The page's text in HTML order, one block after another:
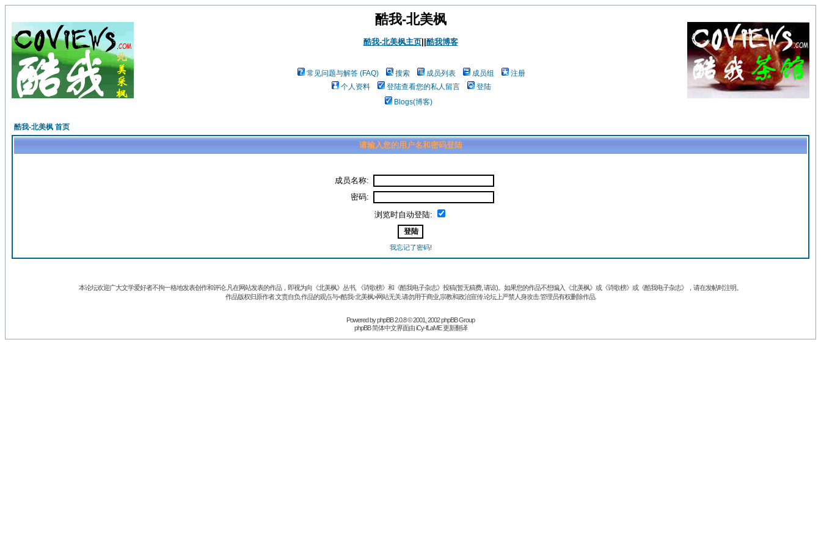
酷我-北美枫
酷我-北美枫主页|| 酷我博客
常见问题与解答 (FAQ) 搜索 成员列表 成员组
注册
个人资料
登陆查看您的私人留言
登陆
Blogs(博客)
酷我-北美枫 首页
请输入您的用户名和密码登陆
成员名称:
密码:
浏览时自动登陆:
我忘记了密码!
本论坛欢迎广大文学爱好者不拘一格地发表创作和评论.凡在网站发表的作品，即视为向《北美枫》丛书, 《诗歌榜》和《酷我电子杂志》投稿(暂无稿费, 请谅)。如果您的作品不想编入《北美枫》或《诗歌榜》或《酷我电子杂志》，请在发帖时注明。
作品版权归原作者.文责自负.作品的观点与<酷我-北美枫>网站无关.请勿用于商业,宗教和政治宣传.论坛上严禁人身攻击.管理员有权删除作品.
Powered byphpBB2.0.8 © 2001, 2002 phpBB Group
phpBB 简体中文界面由 iCy-fLaME 更新翻译